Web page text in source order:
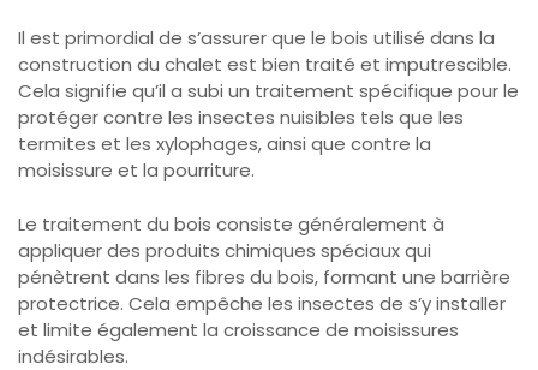
Il est primordial de s’assurer que le bois utilisé dans la
construction du chalet est bien traité et imputrescible.
Cela signifie qu’il a subi un traitement spécifique pour le
protéger contre les insectes nuisibles tels que les
termites et les xylophages, ainsi que contre la
moisissure et la pourriture.
Le traitement du bois consiste généralement à
appliquer des produits chimiques spéciaux qui
pénètrent dans les fibres du bois, formant une barrière
protectrice. Cela empêche les insectes de s’y installer
et limite également la croissance de moisissures
indésirables.